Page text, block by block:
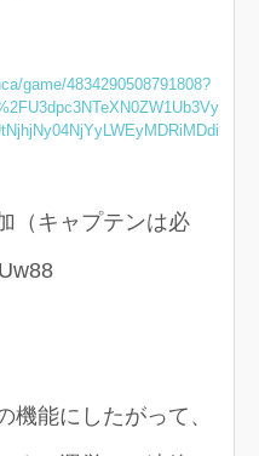
game/4834290508791808?
（キャプテンは必
機能にしたがって、